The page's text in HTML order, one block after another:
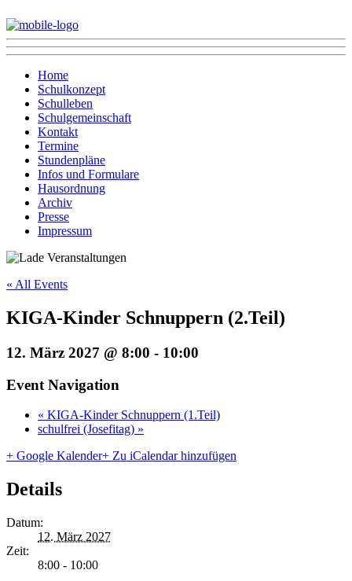
Home
Schulkonzept
Schulleben
Schulgemeinschaft
Kontakt
Termine
Stundenpläne
Infos und Formulare
Hausordnung
Archiv
Presse
Impressum
« All Events
KIGA-Kinder Schnuppern (2.Teil)
12. März 2027 @ 8:00 - 10:00
Event Navigation
« KIGA-Kinder Schnuppern (1.Teil)
schulfrei (Josefitag) »
+ Google Kalender+ Zu iCalendar hinzufügen
Details
Datum:
12. März 2027
Zeit:
8:00 - 10:00